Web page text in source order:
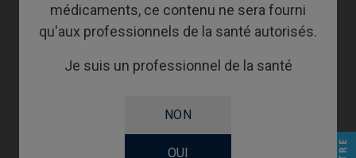
médicaments, ce contenu ne sera fourni
qu'aux professionnels de la santé autorisés.
Je suis un professionnel de la santé
NON
OUI